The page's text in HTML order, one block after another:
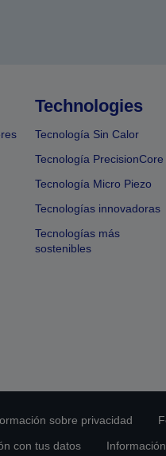
Technologies
Tecnología Sin Calor
Tecnología PrecisionCore
Tecnología Micro Piezo
Tecnologías innovadoras
Tecnologías más
sostenibles
sobre privacidad
con tus datos